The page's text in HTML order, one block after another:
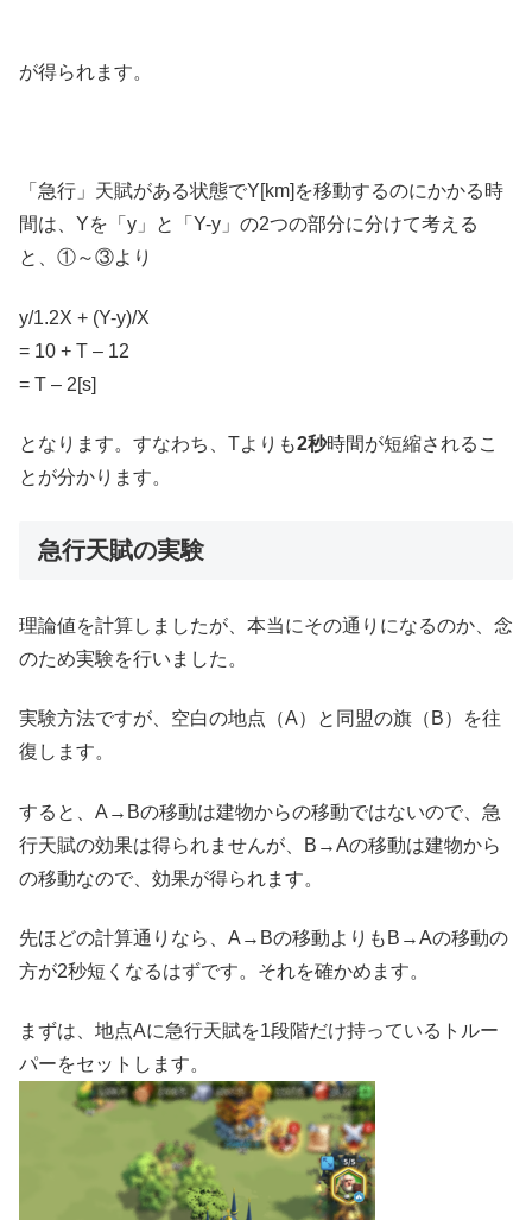
が得られます。
「急行」天賦がある状態でY[km]を移動するのにかかる時
間は、Yを「y」と「Y-y」の2つの部分に分けて考える
と、①～③より
y/1.2X + (Y-y)/X
= 10 + T – 12
= T – 2[s]
となります。すなわち、Tよりも2秒時間が短縮されるこ
とが分かります。
急行天賦の実験
理論値を計算しましたが、本当にその通りになるのか、念
のため実験を行いました。
実験方法ですが、空白の地点（A）と同盟の旗（B）を往
復します。
すると、A→Bの移動は建物からの移動ではないので、急
行天賦の効果は得られませんが、B→Aの移動は建物から
の移動なので、効果が得られます。
先ほどの計算通りなら、A→Bの移動よりもB→Aの移動の
方が2秒短くなるはずです。それを確かめます。
まずは、地点Aに急行天賦を1段階だけ持っているトルー
パーをセットします。